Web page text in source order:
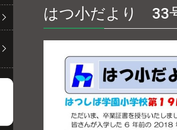
はつ小だより 33